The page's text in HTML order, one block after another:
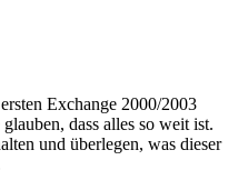
Exchange 2000/2003
dass alles so weit ist.
und überlegen, was dieser